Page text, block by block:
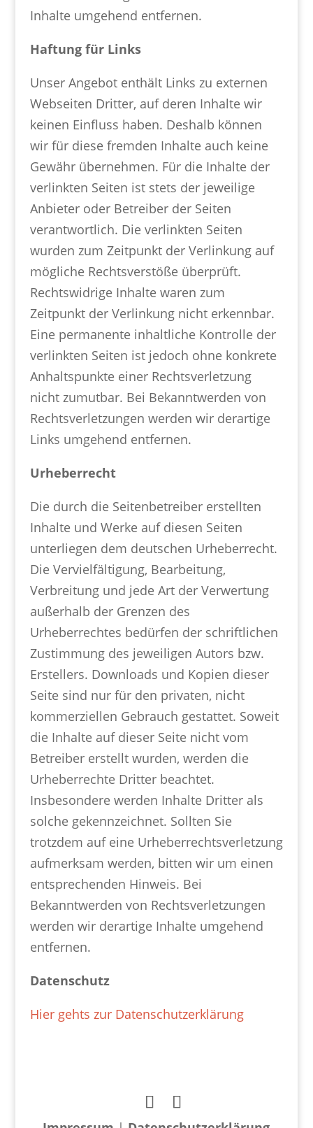
Inhalte umgehend entfernen.
Haftung für Links
Unser Angebot enthält Links zu externen
Webseiten Dritter, auf deren Inhalte wir
keinen Einfluss haben. Deshalb können
wir für diese fremden Inhalte auch keine
Gewähr übernehmen. Für die Inhalte der
verlinkten Seiten ist stets der jeweilige
Anbieter oder Betreiber der Seiten
verantwortlich. Die verlinkten Seiten
wurden zum Zeitpunkt der Verlinkung auf
mögliche Rechtsverstöße überprüft.
Rechtswidrige Inhalte waren zum
Zeitpunkt der Verlinkung nicht erkennbar.
Eine permanente inhaltliche Kontrolle der
verlinkten Seiten ist jedoch ohne konkrete
Anhaltspunkte einer Rechtsverletzung
nicht zumutbar. Bei Bekanntwerden von
Rechtsverletzungen werden wir derartige
Links umgehend entfernen.
Urheberrecht
Die durch die Seitenbetreiber erstellten
Inhalte und Werke auf diesen Seiten
unterliegen dem deutschen Urheberrecht.
Die Vervielfältigung, Bearbeitung,
Verbreitung und jede Art der Verwertung
außerhalb der Grenzen des
Urheberrechtes bedürfen der schriftlichen
Zustimmung des jeweiligen Autors bzw.
Erstellers. Downloads und Kopien dieser
Seite sind nur für den privaten, nicht
kommerziellen Gebrauch gestattet. Soweit
die Inhalte auf dieser Seite nicht vom
Betreiber erstellt wurden, werden die
Urheberrechte Dritter beachtet.
Insbesondere werden Inhalte Dritter als
solche gekennzeichnet. Sollten Sie
trotzdem auf eine Urheberrechtsverletzung
aufmerksam werden, bitten wir um einen
entsprechenden Hinweis. Bei
Bekanntwerden von Rechtsverletzungen
werden wir derartige Inhalte umgehend
entfernen.
Datenschutz
Hier gehts zur Datenschutzerklärung